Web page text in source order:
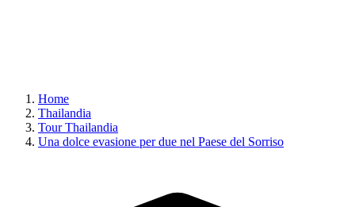
Home
Thailandia
Tour Thailandia
Una dolce evasione per due nel Paese del Sorriso